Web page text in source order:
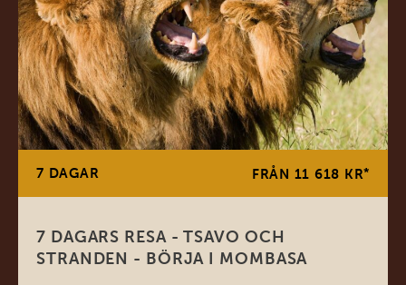
7 DAGAR FRÅN 11 618 KR*
7 DAGARS RESA - TSAVO OCH
STRANDEN - BÖRJA I MOMBASA